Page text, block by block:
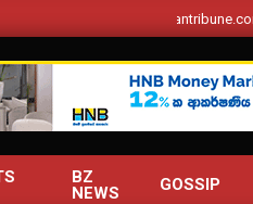
srilankantribune.com
BZ
NEWS
GOSSIP